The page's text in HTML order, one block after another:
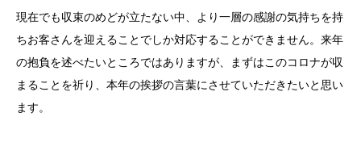
現在でも収束のめどが立たない中、より一層の感謝の気持ちを持
ちお客さんを迎えることでしか対応することができません。来年
の抱負を述べたいところではありますが、まずはこのコロナが収
まることを祈り、本年の挨拶の言葉にさせていただきたいと思い
ます。